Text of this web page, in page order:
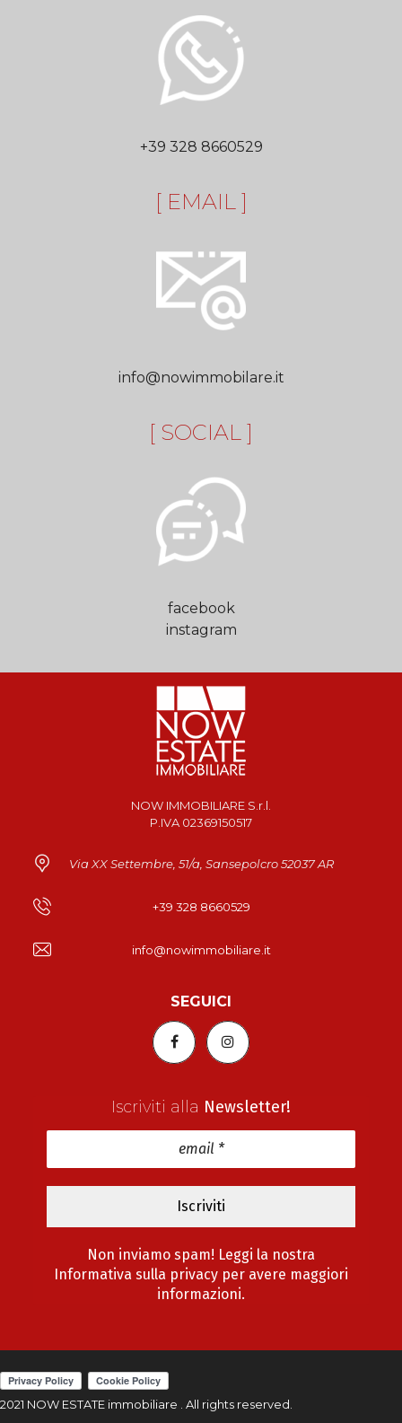
+39 328 8660529
[ EMAIL ]
info@nowimmobilare.it
[ SOCIAL ]
facebook
instagram
NOW IMMOBILIARE S.r.l.
P.IVA 02369150517
Via XX Settembre, 51/a, Sansepolcro 52037 AR
+39 328 8660529
info@nowimmobiliare.it
SEGUICI
Iscriviti alla Newsletter!
Non inviamo spam! Leggi la nostra
Informativa sulla privacy per avere maggiori
informazioni.
2021 NOW ESTATE immobiliare . All rights reserved.